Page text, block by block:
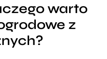
warto
z